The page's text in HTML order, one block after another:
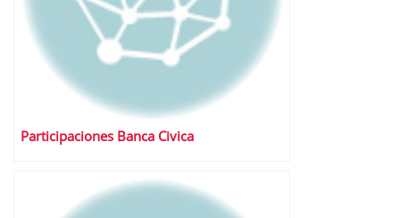
Participaciones Banca Civica